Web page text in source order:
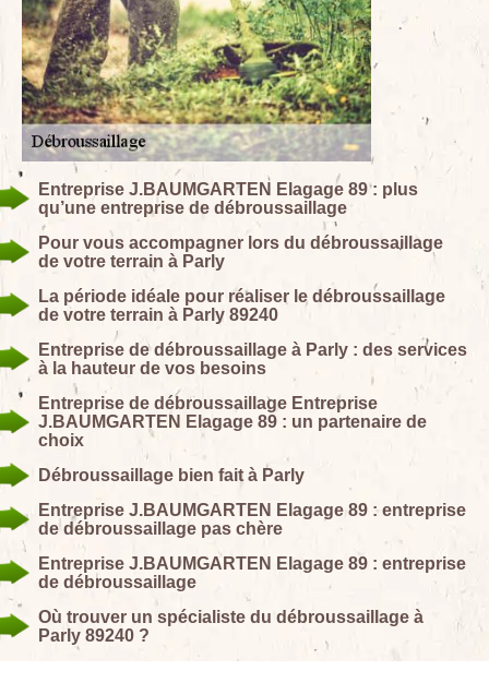
Entreprise J.BAUMGARTEN Elagage 89 : plus
qu’une entreprise de débroussaillage
Pour vous accompagner lors du débroussaillage
de votre terrain à Parly
La période idéale pour réaliser le débroussaillage
de votre terrain à Parly 89240
Entreprise de débroussaillage à Parly : des services
à la hauteur de vos besoins
Entreprise de débroussaillage Entreprise
J.BAUMGARTEN Elagage 89 : un partenaire de
choix
Débroussaillage bien fait à Parly
Entreprise J.BAUMGARTEN Elagage 89 : entreprise
de débroussaillage pas chère
Entreprise J.BAUMGARTEN Elagage 89 : entreprise
de débroussaillage
Où trouver un spécialiste du débroussaillage à
Parly 89240 ?